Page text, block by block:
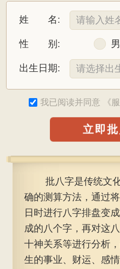
姓 名:
性 别: 男
出生日期:
我已阅读并同意 《
立即
批八字是传统文
确的测算方法，通过
日时进行八字排盘变
成的八个字，再对这
十神关系等进行分析
生的事业、财运、感